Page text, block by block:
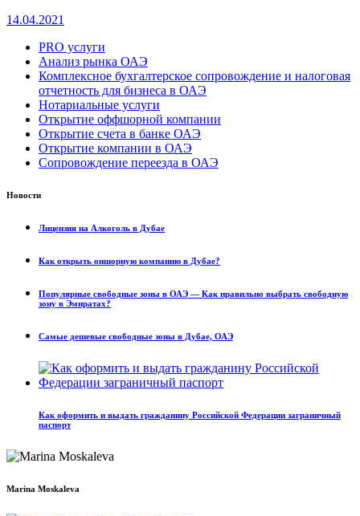
14.04.2021
PRO услуги
Анализ рынка ОАЭ
Комплексное бухгалтерское сопровождение и налоговая
отчетность для бизнеса в ОАЭ
Нотариальные услуги
Открытие оффшорной компании
Открытие счета в банке ОАЭ
Открытие компании в ОАЭ
Сопровождение переезда в ОАЭ
Новости
Лицензия на Алкоголь в Дубае
Как открыть оншорную компанию в Дубае?
Популярные свободные зоны в ОАЭ — Как правильно выбрать свободную
зону в Эмиратах?
Самые дешевые свободные зоны в Дубае, ОАЭ
Как оформить и выдать гражданину Российской Федерации заграничный
паспорт
Marina Moskaleva